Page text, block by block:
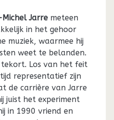
Michel Jarremeteen
in het gehoor
muziek, waarmee hij
weet te belanden.
tekort. Los van het feit
representatief zijn
de carrière van Jarre
juist het experiment
in 1990 vriend en